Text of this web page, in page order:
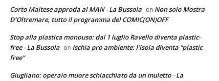
Corto Maltese approda al MAN - La Bussola on Non solo Mostra
D’Oltremare, tutto il programma del COMIC(ON)OFF
Stop alla plastica monouso: dal 1 luglio Ravello diventa plastic-
free - La Bussola on Ischia pro ambiente: l’isola diventa “plastic
free”
Giugliano: operaio muore schiacchiato da un muletto - La